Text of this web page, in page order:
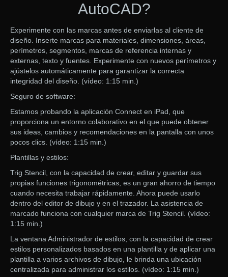
AutoCAD?
Experimente con las marcas antes de enviarlas al cliente de
diseño. Inserte marcas para materiales, dimensiones, áreas,
perímetros, segmentos, marcas de referencia internas y
externas, texto y fuentes. Experimente con nuevos perímetros y
ajústelos automáticamente para garantizar la correcta
integridad del diseño. (vídeo: 1:15 min.)
Seguro de software:
Estamos probando la aplicación Connect en iPad, que
proporciona un entorno colaborativo en el que puede obtener
sus ideas, cambios y recomendaciones en la pantalla con unos
pocos clics. (vídeo: 1:15 min.)
Plantillas y estilos:
Trig Stencil, con la capacidad de crear, editar y guardar sus
propias funciones trigonométricas, es un gran ahorro de tiempo
cuando necesita trabajar rápidamente. Ahora puede usarlo
dentro del editor de dibujo y en el trazador. La asistencia de
marcado funciona con cualquier marca de Trig Stencil. (vídeo:
1:15 min.)
La ventana Administrador de estilos, con la capacidad de crear
estilos personalizados basados ​​en una plantilla y de aplicar una
plantilla a varios archivos de dibujo, le brinda una ubicación
centralizada para administrar los estilos. (vídeo: 1:15 min.)